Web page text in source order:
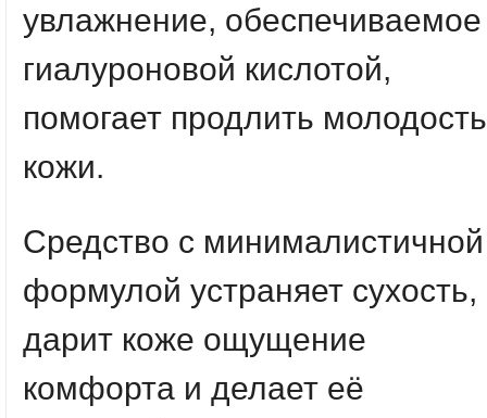
увлажнение, обеспечиваемое
гиалуроновой кислотой,
помогает продлить молодость
кожи.
Средство с минималистичной
формулой устраняет сухость,
дарит коже ощущение
комфорта и делает её